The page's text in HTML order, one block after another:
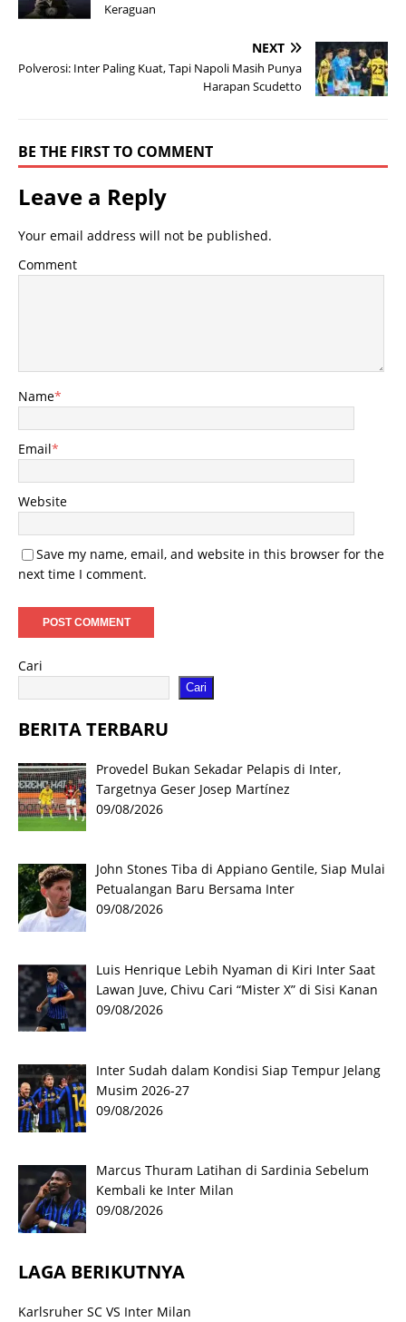
Keraguan
NEXT
Polverosi: Inter Paling Kuat, Tapi Napoli Masih Punya
Harapan Scudetto
BE THE FIRST TO COMMENT
Leave a Reply
Your email address will not be published.
Comment
Name*
Email*
Website
Save my name, email, and website in this browser for the
next time I comment.
Cari
Cari
BERITA TERBARU
Provedel Bukan Sekadar Pelapis di Inter,
Targetnya Geser Josep Martínez
09/08/2026
John Stones Tiba di Appiano Gentile, Siap Mulai
Petualangan Baru Bersama Inter
09/08/2026
Luis Henrique Lebih Nyaman di Kiri Inter Saat
Lawan Juve, Chivu Cari “Mister X” di Sisi Kanan
09/08/2026
Inter Sudah dalam Kondisi Siap Tempur Jelang
Musim 2026-27
09/08/2026
Marcus Thuram Latihan di Sardinia Sebelum
Kembali ke Inter Milan
09/08/2026
LAGA BERIKUTNYA
Karlsruher SC VS Inter Milan